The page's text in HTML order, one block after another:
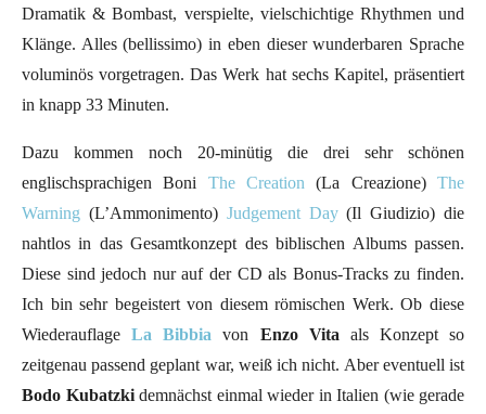
Dramatik & Bombast, verspielte, vielschichtige Rhythmen und
Klänge. Alles (bellissimo) in eben dieser wunderbaren Sprache
voluminös vorgetragen. Das Werk hat sechs Kapitel, präsentiert
in knapp 33 Minuten.
Dazu kommen noch 20-minütig die drei sehr schönen
englischsprachigen Boni The Creation (La Creazione)The
Warning (L’Ammonimento) Judgement Day(Il Giudizio) die
nahtlos in das Gesamtkonzept des biblischen Albums passen.
Diese sind jedoch nur auf der CD als Bonus-Tracks zu finden.
Ich bin sehr begeistert von diesem römischen Werk. Ob diese
WiederauflageLa Bibbia von Enzo Vita als Konzept so
zeitgenau passend geplant war, weiß ich nicht. Aber eventuell ist
Bodo Kubatzkidemnächst einmal wieder in Italien (wie gerade